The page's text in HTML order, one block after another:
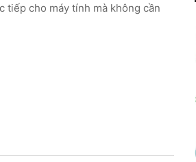
tiếp cho máy tính mà không cần